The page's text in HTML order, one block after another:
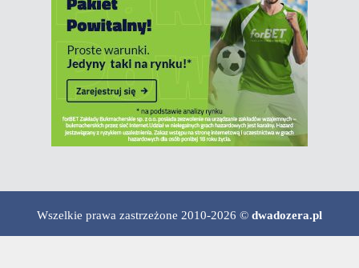
Wszelkie prawa zastrzeżone 2010-2026 © dwadozera.pl